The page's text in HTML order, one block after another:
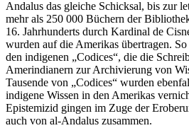
Andalus das gleiche Schicksal, bis zur
mehr als 250 000 Büchern der
16. Jahrhunderts durch Kardinal de
wurden auf die Amerikas übertragen.
den indigenen „Codices“, die die
Amerindianern zur Archivierung von
Tausende von „Codices“ wurden
indigene Wissen in den Amerikas
Epistemizid gingen im Zuge der
auch von al-Andalus zusammen.